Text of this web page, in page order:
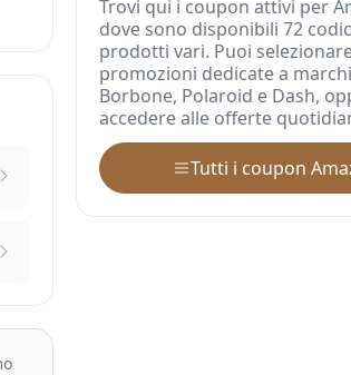
Trovi qui i coupon attivi per
dove sono disponibili 72
prodotti vari. Puoi
promozioni dedicate a
Borbone, Polaroid e Dash,
accedere alle offerte
Tutti i coupon